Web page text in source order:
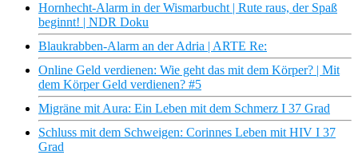
Hornhecht-Alarm in der Wismarbucht | Rute raus, der Spaß
beginnt! | NDR Doku
Blaukrabben-Alarm an der Adria | ARTE Re:
Online Geld verdienen: Wie geht das mit dem Körper? | Mit
dem Körper Geld verdienen? #5
Migräne mit Aura: Ein Leben mit dem Schmerz I 37 Grad
Schluss mit dem Schweigen: Corinnes Leben mit HIV I 37
Grad